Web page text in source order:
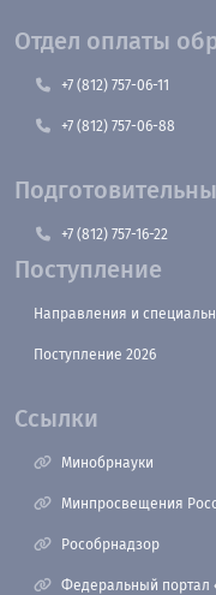
Отдел оплаты
+7 (812) 757-06-11
+7 (812) 757-06-88
+7 (812) 757-16-22
Поступление
Направления и
Поступление 2026
Ссылки
Минобрнауки
Минпросвещения
Рособрнадзор
Федеральный портал